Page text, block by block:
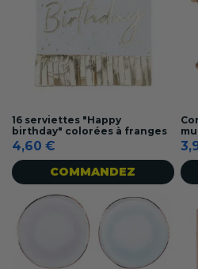
16 serviettes "Happy
birthday" colorées à franges
4,60 €
COMMANDEZ